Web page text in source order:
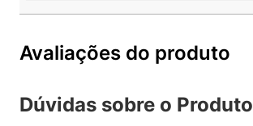
Avaliações do produto
Dúvidas sobre o Produto